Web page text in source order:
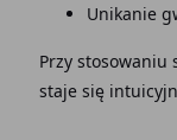
Unikanie
Przy stosowaniu
staje się